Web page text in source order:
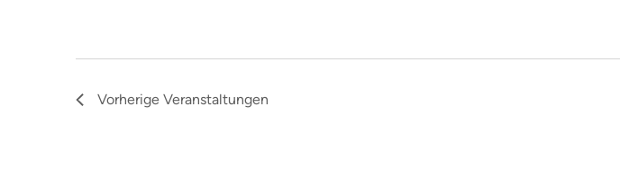
Vorherige Veranstaltungen